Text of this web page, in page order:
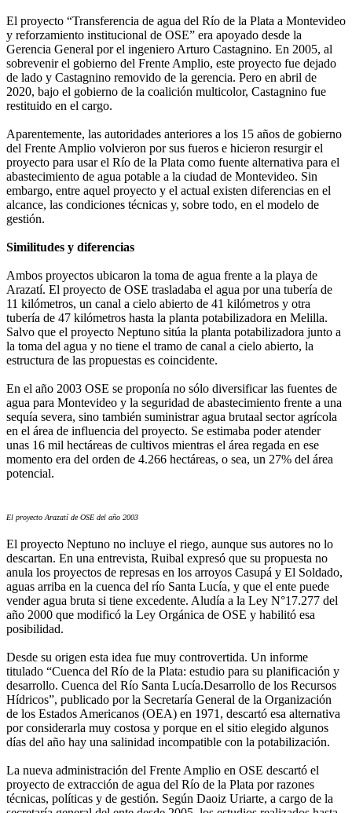
El proyecto “Transferencia de agua del Río de la Plata a Montevideo
y reforzamiento institucional de OSE” era apoyado desde la
Gerencia General por el ingeniero Arturo Castagnino. En 2005, al
sobrevenir el gobierno del Frente Amplio, este proyecto fue dejado
de lado y Castagnino removido de la gerencia. Pero en abril de
2020, bajo el gobierno de la coalición multicolor, Castagnino fue
restituido en el cargo.
Aparentemente, las autoridades anteriores a los 15 años de gobierno
del Frente Amplio volvieron por sus fueros e hicieron resurgir el
proyecto para usar el Río de la Plata como fuente alternativa para el
abastecimiento de agua potable a la ciudad de Montevideo. Sin
embargo, entre aquel proyecto y el actual existen diferencias en el
alcance, las condiciones técnicas y, sobre todo, en el modelo de
gestión.
Similitudes y diferencias
Ambos proyectos ubicaron la toma de agua frente a la playa de
Arazatí. El proyecto de OSE trasladaba el agua por una tubería de
11 kilómetros, un canal a cielo abierto de 41 kilómetros y otra
tubería de 47 kilómetros hasta la planta potabilizadora en Melilla.
Salvo que el proyecto Neptuno sitúa la planta potabilizadora junto a
la toma del agua y no tiene el tramo de canal a cielo abierto, la
estructura de las propuestas es coincidente.
En el año 2003 OSE se proponía no sólo diversificar las fuentes de
agua para Montevideo y la seguridad de abastecimiento frente a una
sequía severa, sino también suministrar agua brutaal sector agrícola
en el área de influencia del proyecto. Se estimaba poder atender
unas 16 mil hectáreas de cultivos mientras el área regada en ese
momento era del orden de 4.266 hectáreas, o sea, un 27% del área
potencial.
El proyecto Arazatí de OSE del año 2003
El proyecto Neptuno no incluye el riego, aunque sus autores no lo
descartan. En una entrevista, Ruibal expresó que su propuesta no
anula los proyectos de represas en los arroyos Casupá y El Soldado,
aguas arriba en la cuenca del río Santa Lucía, y que el ente puede
vender agua bruta si tiene excedente. Aludía a la Ley N°17.277 del
año 2000 que modificó la Ley Orgánica de OSE y habilitó esa
posibilidad.
Desde su origen esta idea fue muy controvertida. Un informe
titulado “Cuenca del Río de la Plata: estudio para su planificación y
desarrollo. Cuenca del Río Santa Lucía.Desarrollo de los Recursos
Hídricos”, publicado por la Secretaría General de la Organización
de los Estados Americanos (OEA) en 1971, descartó esa alternativa
por considerarla muy costosa y porque en el sitio elegido algunos
días del año hay una salinidad incompatible con la potabilización.
La nueva administración del Frente Amplio en OSE descartó el
proyecto de extracción de agua del Río de la Plata por razones
técnicas, políticas y de gestión. Según Daoiz Uriarte, a cargo de la